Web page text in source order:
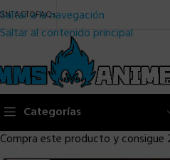
Saltar a la navegación
Saltar al contenido principal
FAQs
Categorías
Compra este producto y